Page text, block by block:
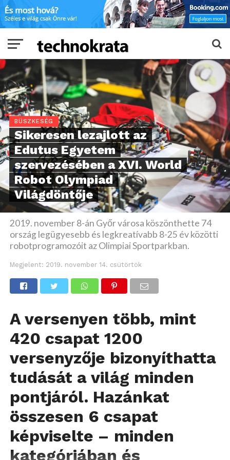
BÜSZKESÉG
Sikeresen lezajlott az
Edutus Egyetem
szervezésében a XVI. World
Robot Olympiad
Világdöntője
2019. november 8-án Győr városa köszönthette 74
ország legügyesebb és legkreatívabb 8-25 év közötti
robotprogramozóit az Olimpiai Sportparkban.
Megjelent: 2019. november 14. csütörtök
A versenyen több, mint
420 csapat 1200
versenyzője bizonyíthatta
tudását a világ minden
pontjáról. Hazánkat
összesen 6 csapat
képviselte – minden
kategóriában és